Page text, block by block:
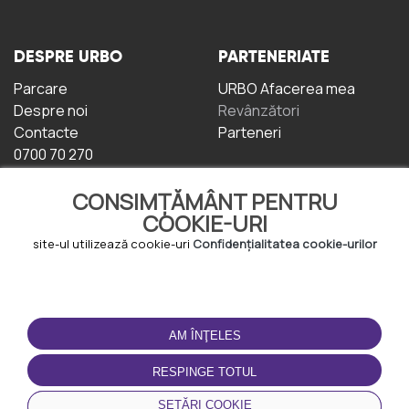
CONSIMȚĂMÂNT PENTRU
COOKIE-URI
site-ul utilizează cookie-uri Confidențialitatea cookie-urilor
AM ÎNŢELES
RESPINGE TOTUL
SETĂRI COOKIE
DESPRE URBO
Parcare
Despre noi
Contacte
0700 70 270
PARTENERIATE
URBO Afacerea mea
Revânzători
Parteneri
TERMENI DE UTILIZARE
Termeni și condiții
Politica de
Confidențialitate
Politica de cookie-uri
DESCĂRCAȚI
APLICAȚIA